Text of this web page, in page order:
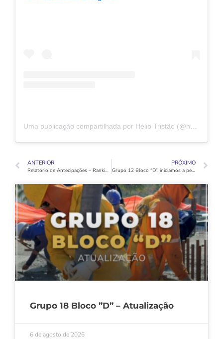
ANTERIOR
Relatório de Antecipações – Ranking Grupo 17 Bloco “C”
PRÓXIMO
Grupo 12 Bloco “D”, iniciamos a perfuração das estacas hélice da fundação indireta.
Grupo 18 Bloco ”D” – Atualização
6 de agosto de 2026